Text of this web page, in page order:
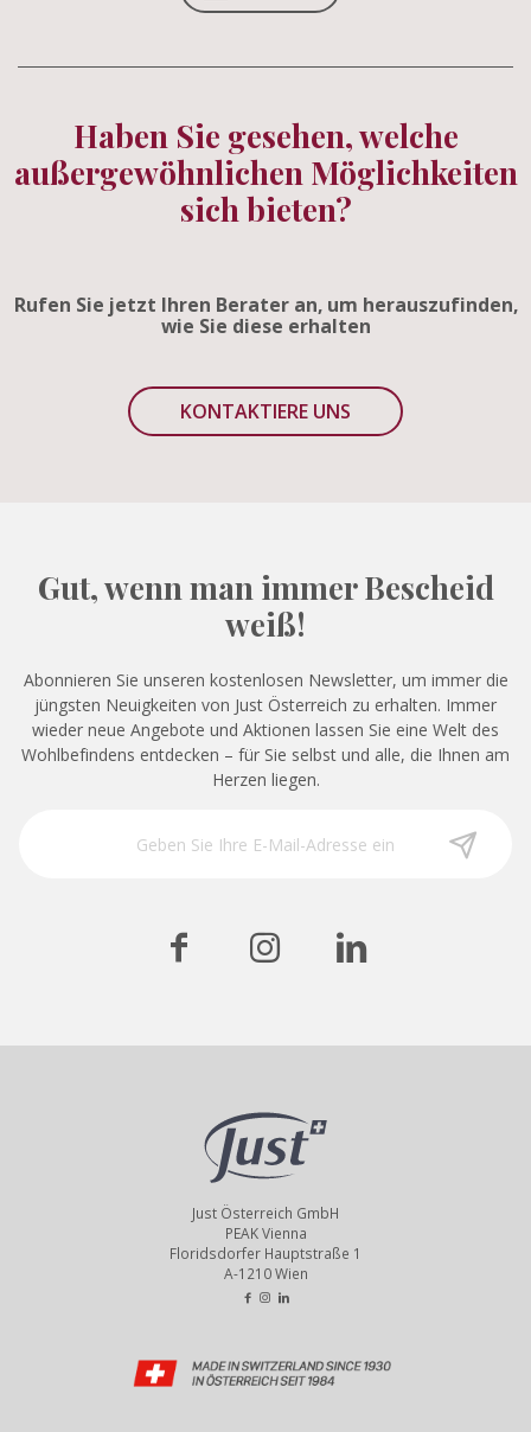
Haben Sie gesehen, welche
außergewöhnlichen Möglichkeiten
sich bieten?
Rufen Sie jetzt Ihren Berater an, um herauszufinden,
wie Sie diese erhalten
KONTAKTIERE UNS
Gut, wenn man immer Bescheid
weiß!
Abonnieren Sie unseren kostenlosen Newsletter, um immer die
jüngsten Neuigkeiten von Just Österreich zu erhalten. Immer
wieder neue Angebote und Aktionen lassen Sie eine Welt des
Wohlbefindens entdecken – für Sie selbst und alle, die Ihnen am
Herzen liegen.
Just Österreich GmbH
PEAK Vienna
Floridsdorfer Hauptstraße 1
A-1210 Wien